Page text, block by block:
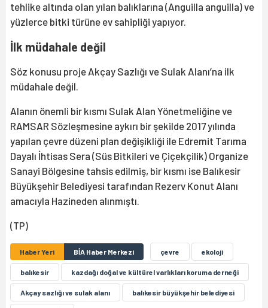
tehlike altında olan yılan balıklarına (Anguilla anguilla) ve
yüzlerce bitki türüne ev sahipliği yapıyor.
İlk müdahale değil
Söz konusu proje Akçay Sazlığı ve Sulak Alanı’na ilk
müdahale değil.
Alanın önemli bir kısmı Sulak Alan Yönetmeliğine ve
RAMSAR Sözleşmesine aykırı bir şekilde 2017 yılında
yapılan çevre düzeni plan değişikliği ile Edremit Tarıma
Dayalı İhtisas Sera (Süs Bitkileri ve Çiçekçilik) Organize
Sanayi Bölgesine tahsis edilmiş, bir kısmı ise Balıkesir
Büyükşehir Belediyesi tarafından Rezerv Konut Alanı
amacıyla Hazineden alınmıştı.
(TP)
Haber Yeri BİA Haber Merkezi çevre ekoloji
balıkesir kazdağı doğal ve kültürel varlıkları koruma derneği
Akçay sazlığı ve sulak alanı balıkesir büyükşehir belediyesi